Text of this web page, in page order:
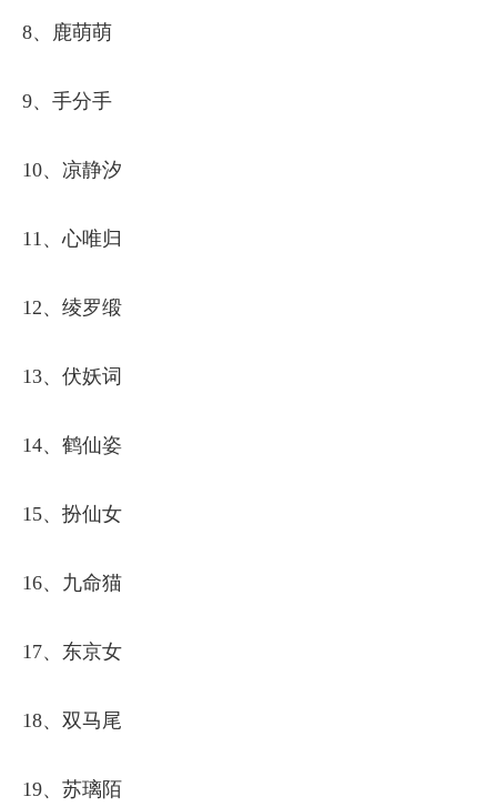
8、鹿萌萌
9、手分手
10、凉静汐
11、心唯归
12、绫罗缎
13、伏妖词
14、鹤仙姿
15、扮仙女
16、九命猫
17、东京女
18、双马尾
19、苏璃陌